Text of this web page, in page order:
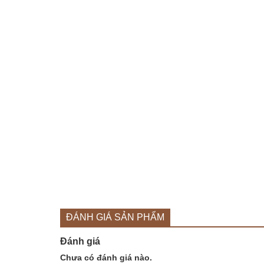
ĐÁNH GIÁ SẢN PHẨM
Đánh giá
Chưa có đánh giá nào.